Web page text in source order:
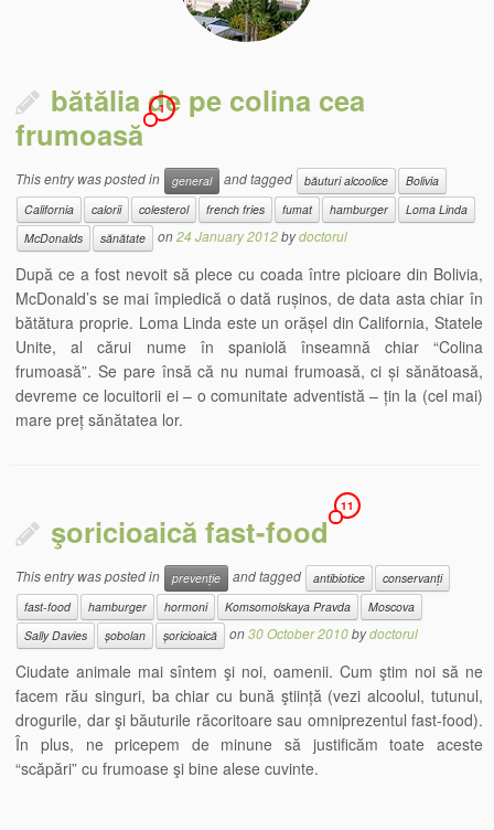
bătălia de pe colina cea
frumoasă
1
This entry was posted in general and tagged băuturi alcoolice
Bolivia
California
calorii colesterol french fries fumat hamburger
Loma Linda
McDonalds
sănătate on24 January 2012bydoctorul
După ce a fost nevoit să plece cu coada între picioare din Bolivia,
McDonald’s se mai împiedică o dată rușinos, de data asta chiar în
bătătura proprie. Loma Linda este un orășel din California, Statele
Unite, al cărui nume în spaniolă înseamnă chiar “Colina
frumoasă”. Se pare însă că nu numai frumoasă, ci și sănătoasă,
devreme ce locuitorii ei – o comunitate adventistă – țin la (cel mai)
mare preț sănătatea lor.
şoricioaică fast-food
11
This entry was posted in prevenție and tagged antibiotice
conservanți
fast-food
hamburger hormoni Komsomolskaya Pravda
Moscova
Sally Davies
șobolan șoricioaică on30 October 2010bydoctorul
Ciudate animale mai sîntem şi noi, oamenii. Cum ştim noi să ne
facem rău singuri, ba chiar cu bună ştiință (vezi alcoolul, tutunul,
drogurile, dar şi băuturile răcoritoare sau omniprezentul fast-food).
În plus, ne pricepem de minune să justificăm toate aceste
“scăpări” cu frumoase şi bine alese cuvinte.